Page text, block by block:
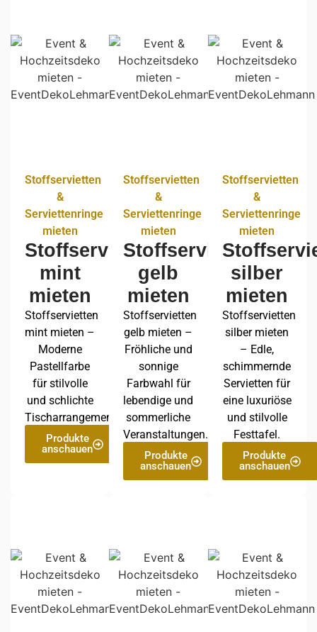
Stoffservietten
&
Serviettenringe
mieten
Stoffservietten
mint
mieten
Stoffservietten
mint mieten –
Moderne
Pastellfarbe
für stilvolle
und schlichte
Tischarrangements.
Produkte
anschauen
Stoffservietten
&
Serviettenringe
mieten
Stoffservietten
gelb
mieten
Stoffservietten
gelb mieten –
Fröhliche und
sonnige
Farbwahl für
lebendige und
sommerliche
Veranstaltungen.
Produkte
anschauen
Stoffservietten
&
Serviettenringe
mieten
silber
mieten
Stoffservietten
silber mieten
– Edle,
schimmernde
Servietten für
eine luxuriöse
und stilvolle
Festtafel.
Produkte
anschauen